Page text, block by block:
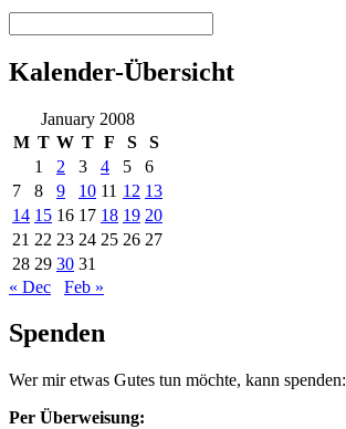
Kalender-Übersicht
January 2008
M T W T F S
S
1
2 3 4 5
6
7
8 9 10 11 12 13
14 15 16 17 18 19 20
21 22 23 24 25 26 27
28 29 30 31
« Dec
Feb »
Spenden
Wer mir etwas Gutes tun möchte, kann spenden:
Per Überweisung: